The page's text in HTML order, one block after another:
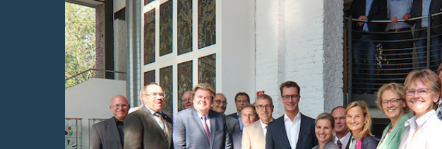
Bild